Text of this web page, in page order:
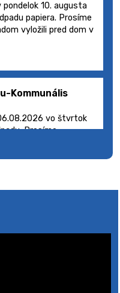
10. augusta
papiera. Prosíme
vyložili pred dom v
Kommunális
vo štvrtok
Prosíme
s odpadom vyložili